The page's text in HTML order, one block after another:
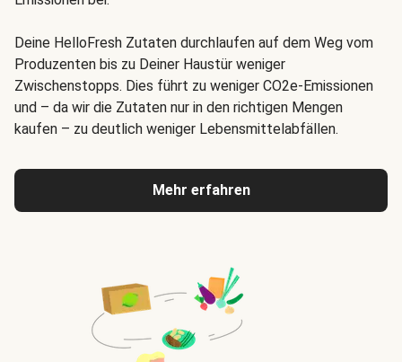
Deine HelloFresh Zutaten durchlaufen auf dem Weg vom
Produzenten bis zu Deiner Haustür weniger
Zwischenstopps. Dies führt zu weniger CO2e-Emissionen
und – da wir die Zutaten nur in den richtigen Mengen
kaufen – zu deutlich weniger Lebensmittelabfällen.
Mehr erfahren